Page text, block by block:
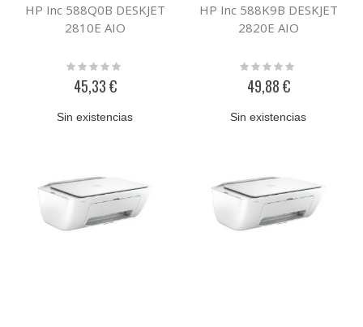
HP Inc 588Q0B DESKJET
2810E AIO
Rating:
45,33 €
Sin existencias
HP Inc 588K9B DESKJET
2820E AIO
Rating:
49,88 €
Sin existencias